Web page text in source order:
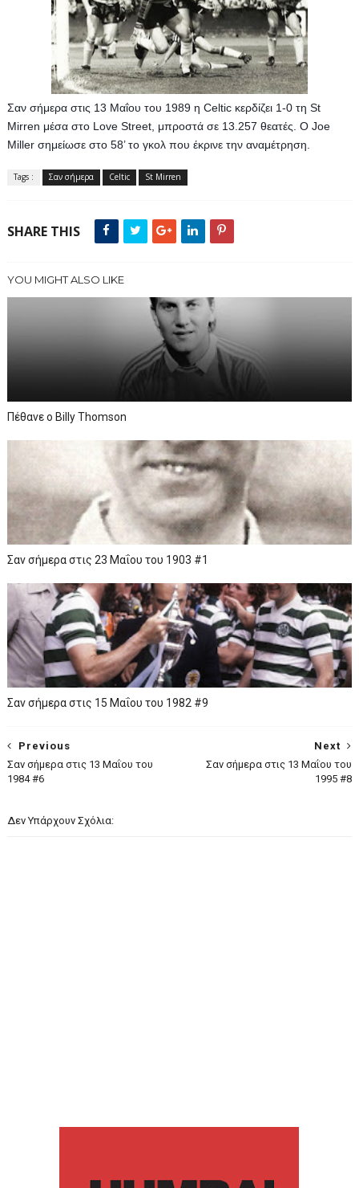
Σαν σήμερα στις 13 Μαΐου του 1989 η Celtic κερδίζει 1-0 τη St
Mirren μέσα στο Love Street, μπροστά σε 13.257 θεατές. Ο Joe
Miller σημείωσε στο 58’ το γκολ που έκρινε την αναμέτρηση.
Tags : Σαν σήμερα Celtic St Mirren
SHARE THIS
YOU MIGHT ALSO LIKE
Πέθανε ο Billy Thomson
Σαν σήμερα στις 23 Μαΐου του 1903 #1
Σαν σήμερα στις 15 Μαΐου του 1982 #9
Next
Σαν σήμερα στις 13 Μαΐου του
1995 #8
Previous
Σαν σήμερα στις 13 Μαΐου του
1984 #6
Δεν Υπάρχουν Σχόλια: